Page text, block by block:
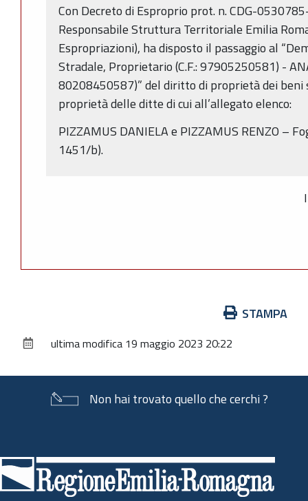
Con Decreto di Esproprio prot. n. CDG-
Responsabile Struttura Territoriale Emilia
Espropriazioni), ha disposto il passaggio al
Stradale, Proprietario (C.F.: 97905250581) -
80208450587)” del diritto di proprietà dei beni
proprietà delle ditte di cui all’allegato elenco:
PIZZAMUS DANIELA e PIZZAMUS RENZO –
1451/b).
documento
STAMPA
ultima modifica 19 maggio 2023 20:22
Non hai trovato quello che cerchi ?
di
pagina